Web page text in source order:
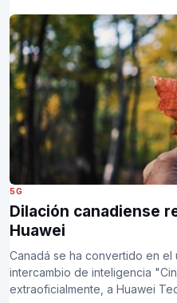
5G
Dilación canadiense
Huawei
Canadá se ha convertido en
intercambio de inteligencia
extraoficialmente, a Huawei